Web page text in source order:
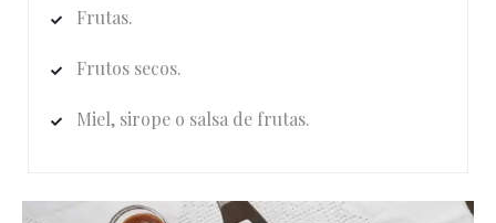
Frutas.
Frutos secos.
Miel, sirope o salsa de frutas.